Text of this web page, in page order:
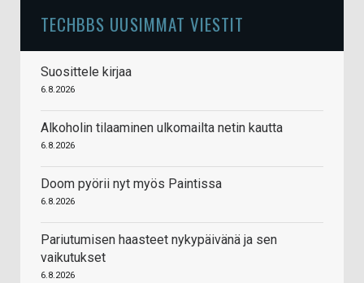
TECHBBS UUSIMMAT VIESTIT
Suosittele kirjaa
6.8.2026
Alkoholin tilaaminen ulkomailta netin kautta
6.8.2026
Doom pyörii nyt myös Paintissa
6.8.2026
Pariutumisen haasteet nykypäivänä ja sen
vaikutukset
6.8.2026